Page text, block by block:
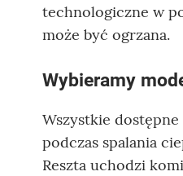
technologiczne w
może być ogrzana.
Wybieramy
Wszystkie
podczas spalania
Reszta uchodzi